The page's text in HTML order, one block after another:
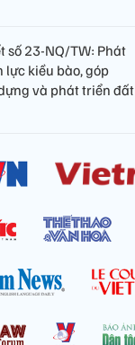
số 23-NQ/TW: Phát
lực kiều bào, góp
và phát triển đất